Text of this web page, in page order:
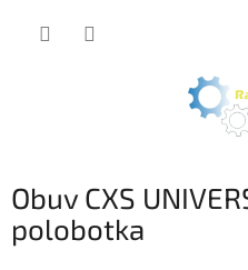
Obuv CXS
polobotka